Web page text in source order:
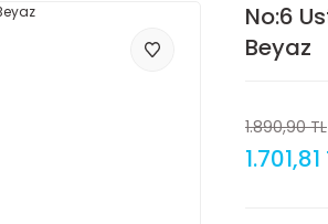
No:6
Beyaz
1.890,90 TL
1.701,81